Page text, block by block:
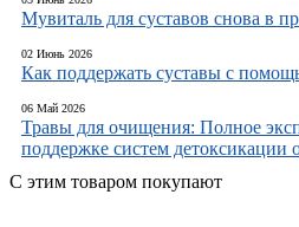
Мувиталь для суставов снова в
02 Июнь 2026
Как поддержать суставы с
06 Май 2026
Травы для очищения: Полное
поддержке систем детоксикации
С этим товаром покупают